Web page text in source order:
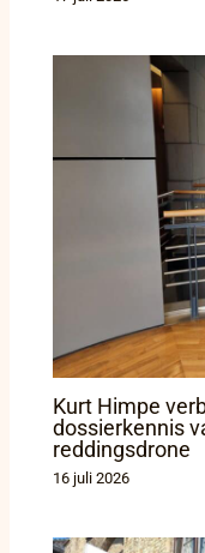
Kurt Himpe
dossierkennis
reddingsdrone
16 juli 2026